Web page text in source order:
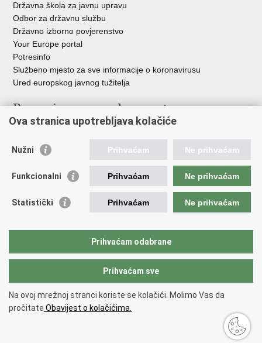
Državna škola za javnu upravu
Odbor za državnu službu
Državno izborno povjerenstvo
Your Europe portal
Potresinfo
Službeno mjesto za sve informacije o koronavirusu
Ured europskog javnog tužitelja
Poveznice pravosudnog sustava
Državno odvjetništvo
Ured za suzbijanje korupcije i organiziranog kriminaliteta
Državnoodvjetničko vijeće
Hrvatska odvjetnička komora
Europski pravosudni portal
Copyright © 2026 Ministarstvo pravosuđa, uprave i digitalne
transformacije Republike Hrvatske.
pristupačnosti.
Ova stranica upotrebljava kolačiće
Nužni Prihvaćam Ne prihvaćam
Funkcionalni Prihvaćam Ne prihvaćam
Statistički Prihvaćam Ne prihvaćam
Prihvaćam odabrane
Prihvaćam sve
Na ovoj mrežnoj stranci koriste se kolačići. Molimo Vas da
pročitate Obavijest o kolačićima.